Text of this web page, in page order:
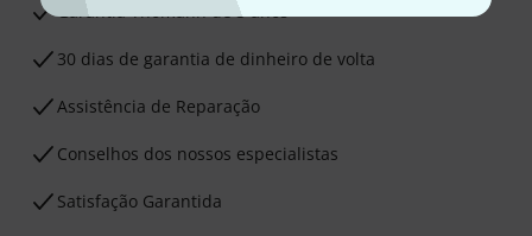
Garantia Thomann de 3 anos
30 dias de garantia de dinheiro de volta
Assistência de Reparação
Conselhos dos nossos especialistas
Satisfação Garantida